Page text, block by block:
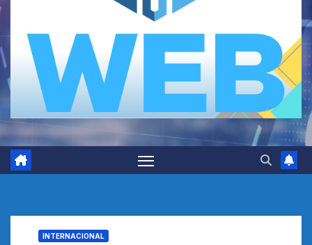
INTERNACIONAL